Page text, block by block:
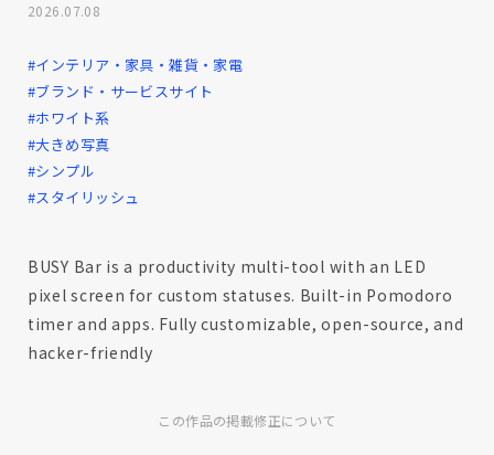
2026.07.08
#インテリア・家具・雑貨・家電
#ブランド・サービスサイト
#ホワイト系
#大きめ写真
#シンプル
#スタイリッシュ
BUSY Bar is a productivity multi-tool with an LED
pixel screen for custom statuses. Built-in Pomodoro
timer and apps. Fully customizable, open-source, and
hacker-friendly
この作品の掲載修正について